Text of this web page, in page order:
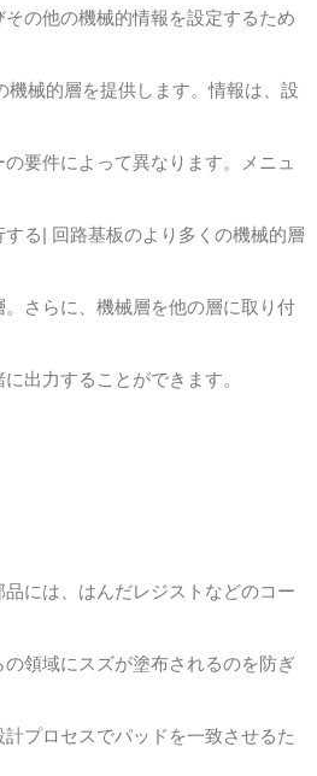
の他の機械的情報を設定するため
械的層を提供します。情報は、設
要件によって異なります。メニュ
る| 回路基板のより多くの機械的層
さらに、機械層を他の層に取り付
出力することができます。
には、はんだレジストなどのコー
領域にスズが塗布されるのを防ぎ
プロセスでパッドを一致させるた